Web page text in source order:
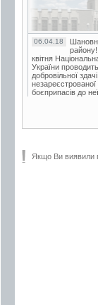
06.04.18
квітня
України
добровільної здачі
незареєстрованої
боєприпасів до
Якщо Ви виявили